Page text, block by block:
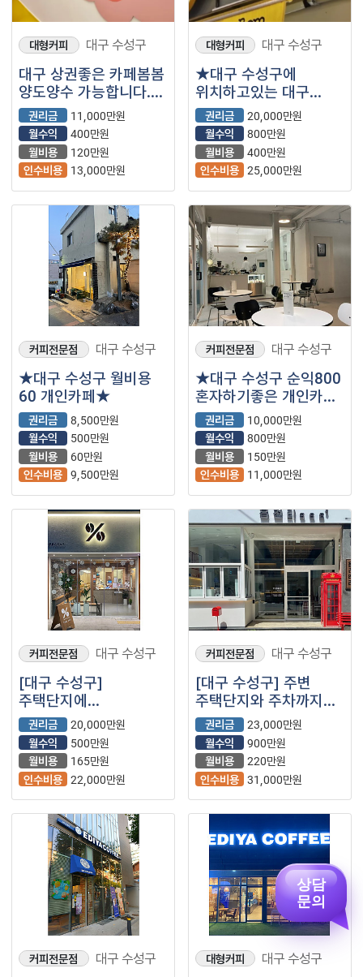
대형커피 대구 수성구
대구 상권좋은 카페봄봄
양도양수 가능합니다.
부부창업 일단
힘들지않습니다.
소자본창업 가능
권리금
11,000만원
월수익
400만원
월비용
120만원
인수비용
13,000만원
대형커피 대구 수성구
★대구 수성구에
위치하고있는 대구
브랜드 카페봄봄입니다
~★
권리금
20,000만원
월수익
800만원
월비용
400만원
인수비용 25,000만원
커피전문점 대구 수성구
★대구 수성구 월비용
60 개인카페★
권리금
8,500만원
월수익
500만원
월비용
60만원
인수비용 9,500만원
커피전문점 대구 수성구
★대구 수성구 순익800
혼자하기좋은 개인카페
★권리금
10,000만원
월수익
800만원
월비용
150만원
인수비용
11,000만원
커피전문점 대구 수성구
[대구 수성구]
주택단지에
둘러쌓여있는
프랜차이즈 카페 매물!!
권리금
20,000만원
월수익
500만원
월비용
165만원
인수비용 22,000만원
커피전문점 대구 수성구
[대구 수성구] 주변
주택단지와 주차까지
좋은 카페매물!!
권리금
23,000만원
월수익
900만원
월비용
220만원
인수비용 31,000만원
커피전문점 대구 수성구 대형커피 대구 수성구
상담
문의